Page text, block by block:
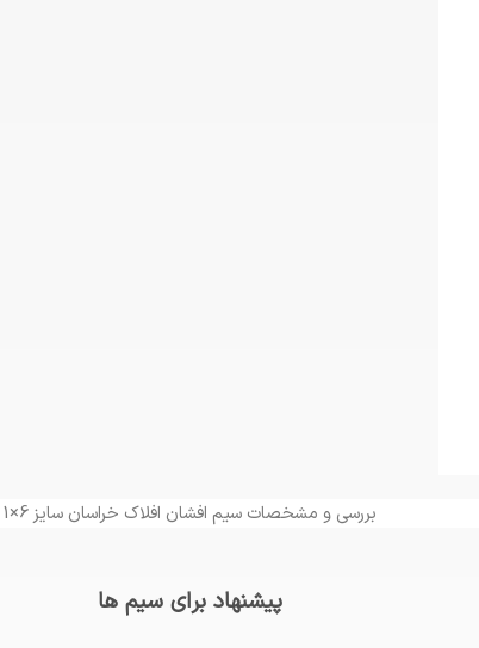
بررسی و مشخصات سیم افشان افلاک خراسان سایز 6×1
پیشنهاد برای سیم ها